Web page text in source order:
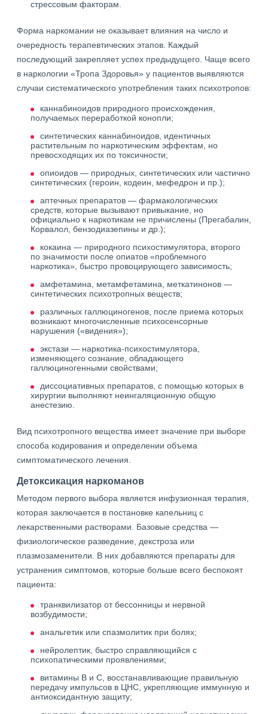
стрессовым факторам.
Форма наркомании не оказывает влияния на число и
очередность терапевтических этапов. Каждый
последующий закрепляет успех предыдущего. Чаще всего
в наркологии «Тропа Здоровья» у пациентов выявляются
случаи систематического употребления таких психотропов:
каннабиноидов природного происхождения,
получаемых переработкой конопли;
синтетических каннабиноидов, идентичных
растительным по наркотическим эффектам, но
превосходящих их по токсичности;
опиоидов — природных, синтетических или частично
синтетических (героин, кодеин, мефедрон и пр.);
аптечных препаратов — фармакологических
средств, которые вызывают привыкание, но
официально к наркотикам не причислены (Прегабалин,
Корвалол, бензодиазепины и др.);
кокаина — природного психостимулятора, второго
по значимости после опиатов «проблемного
наркотика», быстро провоцирующего зависимость;
амфетамина, метамфетамина, меткатинонов —
синтетических психотропных веществ;
различных галлюциногенов, после приема которых
возникают многочисленные психосенсорные
нарушения («видения»);
экстази — наркотика-психостимулятора,
изменяющего сознание, обладающего
галлюциногенными свойствами;
диссоциативных препаратов, с помощью которых в
хирургии выполняют неингаляционную общую
анестезию.
Вид психотропного вещества имеет значение при выборе
способа кодирования и определении объема
симптоматического лечения.
Детоксикация наркоманов
Методом первого выбора является инфузионная терапия,
которая заключается в постановке капельниц с
лекарственными растворами. Базовые средства —
физиологическое разведение, декстроза или
плазмозаменители. В них добавляются препараты для
устранения симптомов, которые больше всего беспокоят
пациента:
транквилизатор от бессонницы и нервной
возбудимости;
анальгетик или спазмолитик при болях;
нейролептик, быстро справляющийся с
психопатическими проявлениями;
витамины В и C, восстанавливающие правильную
передачу импульсов в ЦНС, укрепляющие иммунную и
антиоксидантную защиту;